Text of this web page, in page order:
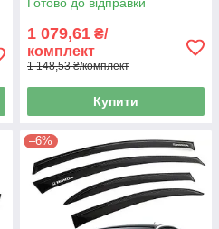
1 079,61 ₴/
комплект
1 148,53 ₴/комплект
Купити
–6%